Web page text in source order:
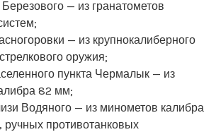
— из гранатометов
— из крупнокалиберного
оружия;
пункта Чермалык — из
82 мм;
Водяного — из минометов калибра
ручных противотанковых